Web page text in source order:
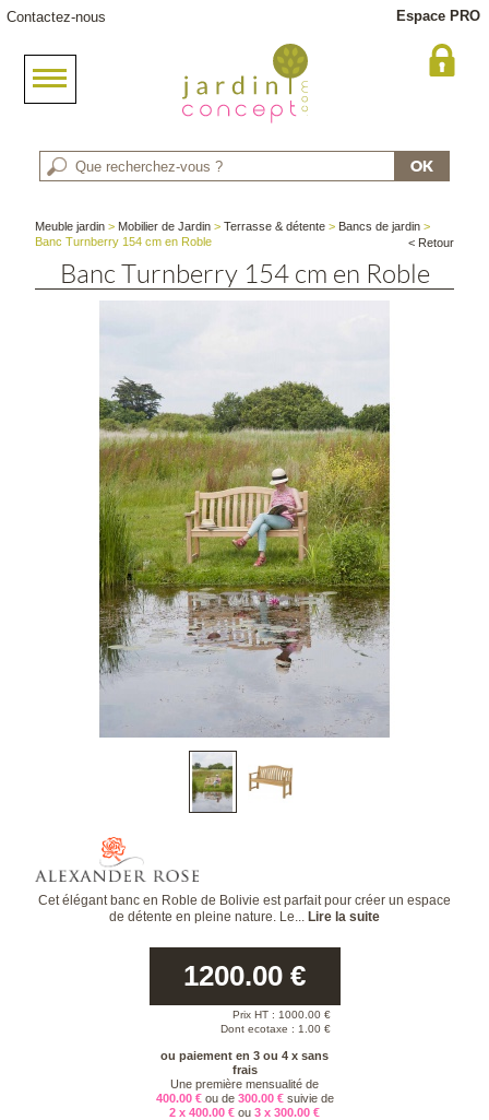
Contactez-nous Espace PRO
Meuble jardin > Mobilier de Jardin >Terrasse & détente > Bancs de jardin >
Banc Turnberry 154 cm en Roble
< Retour
Banc Turnberry 154 cm en Roble
Cet élégant banc en Roble de Bolivie est parfait pour créer un espace
de détente en pleine nature. Le... Lire la suite
1200.00 €
Prix HT : 1000.00 €
Dont ecotaxe : 1.00 €
ou paiement en 3 ou 4 x sans
frais
Une première mensualité de
400.00 € ou de 300.00 € suivie de
2 x 400.00 € ou 3 x 300.00 €